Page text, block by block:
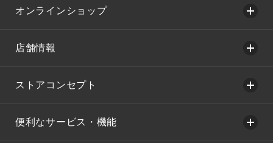
オンラインショップ
店舗情報
ストアコンセプト
便利なサービス・機能